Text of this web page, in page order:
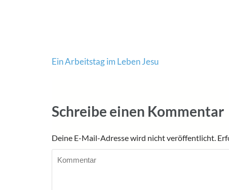
Beitragsnavigation
Ein Arbeitstag im Leben Jesu
Schreibe einen Kommentar
Deine E-Mail-Adresse wird nicht veröffentlicht.